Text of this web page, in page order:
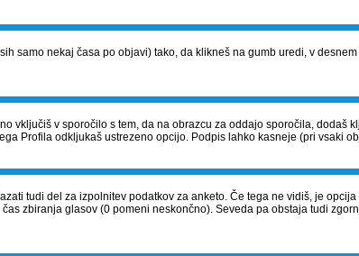
samo nekaj časa po objavi) tako, da klikneš na gumb uredi, v
vključiš v sporočilo s tem, da na obrazcu za oddajo sporočila, dodaš
Profila odkljukaš ustrezeno opcijo. Podpis lahko kasneje (pri vsaki
tudi del za izpolnitev podatkov za anketo. Če tega ne vidiš, je
zbiranja glasov (0 pomeni neskončno). Seveda pa obstaja tudi